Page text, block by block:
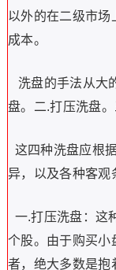
以外的在二级市场
成本。
洗盘的手法从大
盘。二.打压洗盘
这四种洗盘应根
异，以及各种客观
一.打压洗盘：这
个股。由于购买小
者，绝大多数是抱